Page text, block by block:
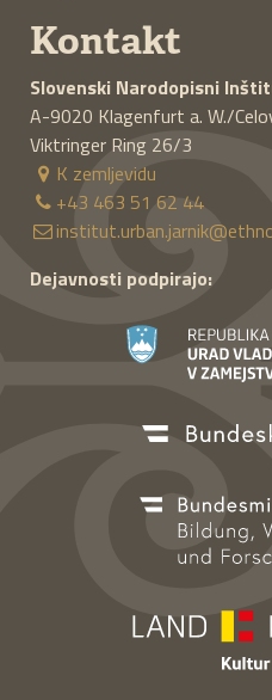
Kontakt
Slovenski Narodopisni
A-9020 Klagenfurt a. W./
Viktringer Ring 26/3
K zemljevidu
+43 463 51 62 44
Dejavnosti podpirajo: